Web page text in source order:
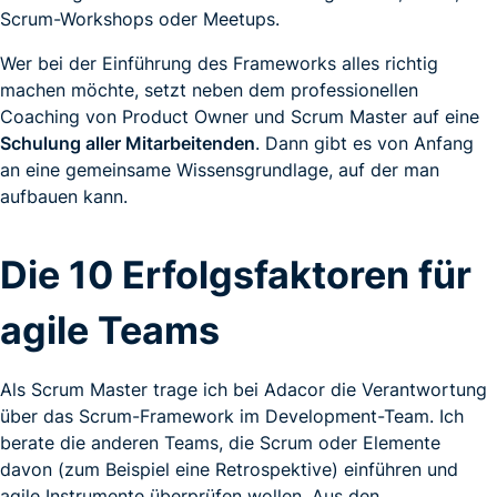
Scrum-Workshops oder Meetups.
Wer bei der Einführung des Frameworks alles richtig
machen möchte, setzt neben dem professionellen
Coaching von Product Owner und Scrum Master auf eine
Schulung aller Mitarbeitenden. Dann gibt es von Anfang
an eine gemeinsame Wissensgrundlage, auf der man
aufbauen kann.
Die 10 Erfolgsfaktoren für
agile Teams
Als Scrum Master trage ich bei Adacor die Verantwortung
über das Scrum-Framework im Development-Team. Ich
berate die anderen Teams, die Scrum oder Elemente
davon (zum Beispiel eine Retrospektive) einführen und